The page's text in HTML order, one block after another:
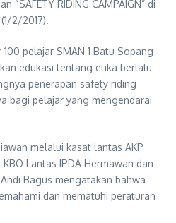
“SAFETY RIDING CAMPAIGN” di
2/2017).
pelajar SMAN 1 Batu Sopang
edukasi tentang etika berlalu
penerapan safety riding
bagi pelajar yang mengendarai
melalui kasat lantas AKP
Lantas IPDA Hermawan dan
Bagus mengatakan bahwa
dan mematuhi peraturan